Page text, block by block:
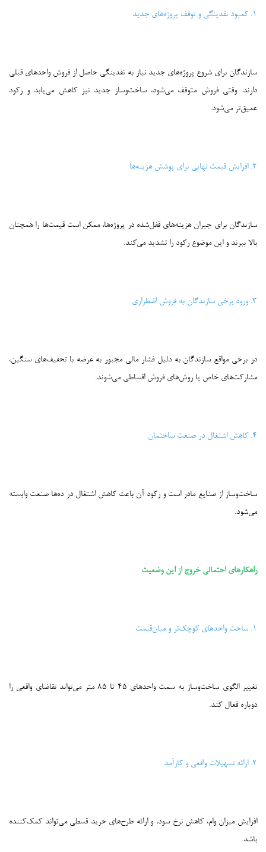
۱. کمبود نقدینگی و توقف پروژه‌های جدید
سازندگان برای شروع پروژه‌های جدید نیاز به نقدینگی حاصل از فروش واحدهای قبلی
دارند. وقتی فروش متوقف می‌شود، ساخت‌وساز جدید نیز کاهش می‌یابد و رکود
عمیق‌تر می‌شود.
۲. افزایش قیمت نهایی برای پوشش هزینه‌ها
سازندگان برای جبران هزینه‌های قفل‌شده در پروژه‌ها، ممکن است قیمت‌ها را همچنان
بالا ببرند و این موضوع رکود را تشدید می‌کند.
۳. ورود برخی سازندگان به فروش اضطراری
در برخی مواقع سازندگان به دلیل فشار مالی مجبور به عرضه با تخفیف‌های سنگین،
مشارکت‌های خاص یا روش‌های فروش اقساطی می‌شوند.
۴. کاهش اشتغال در صنعت ساختمان
ساخت‌وساز از صنایع مادر است و رکود آن باعث کاهش اشتغال در ده‌ها صنعت وابسته
می‌شود.
راهکارهای احتمالی خروج از این وضعیت
۱. ساخت واحدهای کوچک‌تر و میان‌قیمت
تغییر الگوی ساخت‌وساز به سمت واحدهای ۴۵ تا ۸۵ متر می‌تواند تقاضای واقعی را
دوباره فعال کند.
۲. ارائه تسهیلات واقعی و کارآمد
افزایش میزان وام، کاهش نرخ سود، و ارائه طرح‌های خرید قسطی می‌تواند کمک‌کننده
باشد.